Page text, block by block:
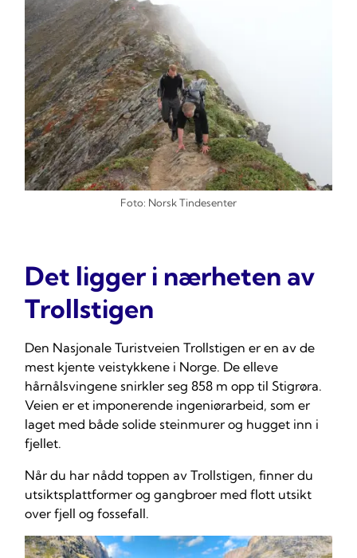
Foto: Norsk Tindesenter
Det ligger i nærheten av
Trollstigen
Den Nasjonale Turistveien Trollstigen er en av de
mest kjente veistykkene i Norge. De elleve
hårnålsvingene snirkler seg 858 m opp til Stigrøra.
Veien er et imponerende ingeniørarbeid, som er
laget med både solide steinmurer og hugget inn i
fjellet.
Når du har nådd toppen av Trollstigen, finner du
utsiktsplattformer og gangbroer med flott utsikt
over fjell og fossefall.